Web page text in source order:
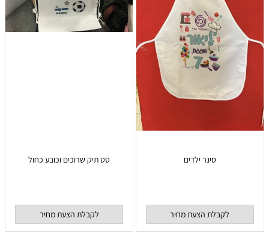
סינר ילדים
לקבלת הצעת מחיר
סט תיק שרוכים וכובע כחול
לקבלת הצעת מחיר